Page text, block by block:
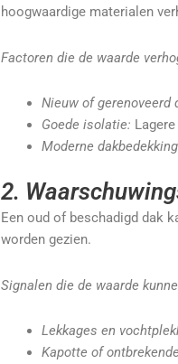
hoogwaardige materialen
Factoren die de waarde
Nieuw of gerenoveerd
Goede isolatie:
Moderne
2.
Een oud of beschadigd dak
worden gezien.
Signalen die de waarde
Lekkages en
Kapotte of